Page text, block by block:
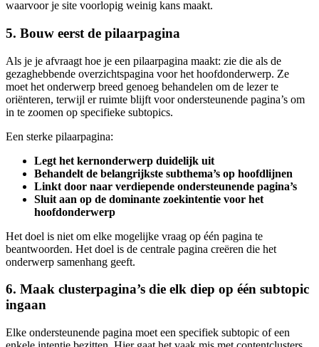
waarvoor je site voorlopig weinig kans maakt.
5. Bouw eerst de pilaarpagina
Als je je afvraagt hoe je een pilaarpagina maakt: zie die als de
gezaghebbende overzichtspagina voor het hoofdonderwerp. Ze
moet het onderwerp breed genoeg behandelen om de lezer te
oriënteren, terwijl er ruimte blijft voor ondersteunende pagina’s om
in te zoomen op specifieke subtopics.
Een sterke pilaarpagina:
Legt het kernonderwerp duidelijk uit
Behandelt de belangrijkste subthema’s op hoofdlijnen
Linkt door naar verdiepende ondersteunende pagina’s
Sluit aan op de dominante zoekintentie voor het
hoofdonderwerp
Het doel is niet om elke mogelijke vraag op één pagina te
beantwoorden. Het doel is de centrale pagina creëren die het
onderwerp samenhang geeft.
6. Maak clusterpagina’s die elk diep op één subtopic
ingaan
Elke ondersteunende pagina moet een specifiek subtopic of een